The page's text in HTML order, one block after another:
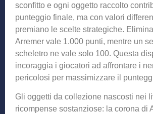
sconfitto e ogni oggetto raccolto
punteggio finale, ma con valori
premiano le scelte strategiche.
Arremer vale 1.000 punti, mentre un
scheletro ne vale solo 100. Questa
incoraggia i giocatori ad affrontare i
pericolosi per massimizzare il
Gli oggetti da collezione nascosti nei
ricompense sostanziose: la corona di